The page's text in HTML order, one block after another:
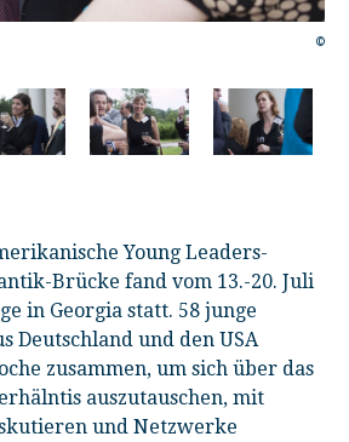
©
Young Leaders-
Brücke fand vom 13.-20. Juli
in Georgia statt. 58 junge
Deutschland und den USA
zusammen, um sich über das
auszutauschen, mit
und Netzwerke